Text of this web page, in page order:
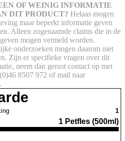
OF WEINIG INFORMATIE
DIT PRODUCT? Helaas mogen
maar beperkt informatie geven
Alleen zogenaamde claims die in de
mogen vermeld worden.
onderzoeken mogen daarom niet
Zijn er specifieke vragen over dit
neem dan gerust contact op met
8507 972 of mail naar
.
1
1 Petfles (500ml)